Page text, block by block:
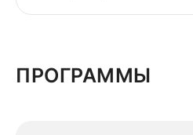
ПРОГРАММЫ